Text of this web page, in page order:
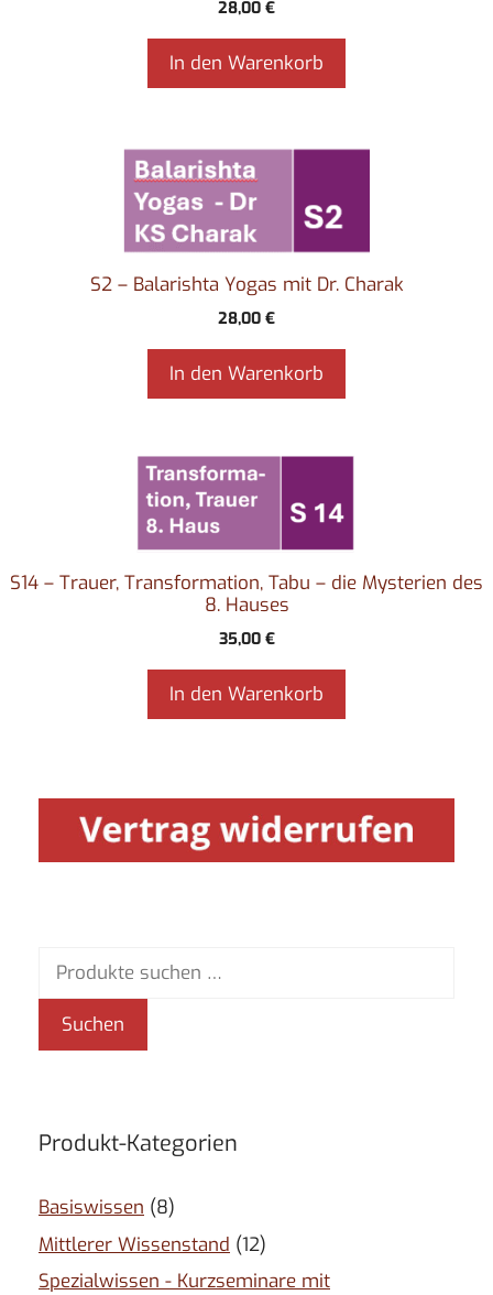
28,00 €
In den Warenkorb
S2 – Balarishta Yogas mit Dr. Charak
28,00 €
In den Warenkorb
S14 – Trauer, Transformation, Tabu – die Mysterien des
8. Hauses
35,00 €
In den Warenkorb
Suchen
nach:
Suchen
Produkt-Kategorien
Basiswissen (8)
Mittlerer Wissenstand (12)
Spezialwissen - Kurzseminare mit